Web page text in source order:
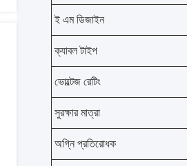
ই এম ডিজাইন
ক্যাবল টাইপ
ভোল্টেজ রেটিং
সুরক্ষার মাত্রা
অগ্নি প্রতিরোধক